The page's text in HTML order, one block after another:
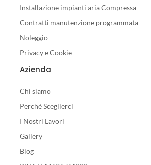
Installazione impianti aria Compressa
Contratti manutenzione programmata
Noleggio
Privacy e Cookie
Azienda
Chi siamo
Perché Sceglierci
I Nostri Lavori
Gallery
Blog